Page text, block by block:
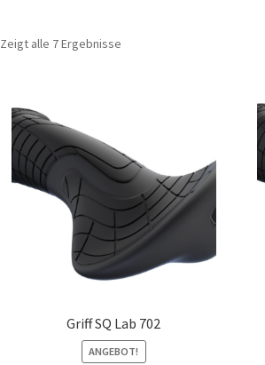
Zeigt alle 7 Ergebnisse
Griff SQ Lab 702
ANGEBOT!